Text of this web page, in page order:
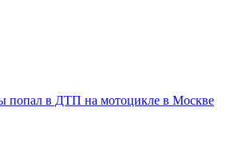
попал в ДТП на мотоцикле в Москве